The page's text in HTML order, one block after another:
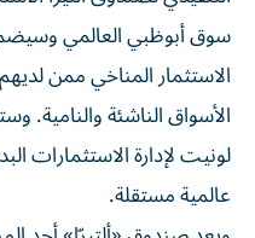
سوق أبوظبي العالمي
الاستثمار المناخي ممن
الأسواق الناشئة
لونيت لإدارة الاستثمارات
عالمية مستقلة.